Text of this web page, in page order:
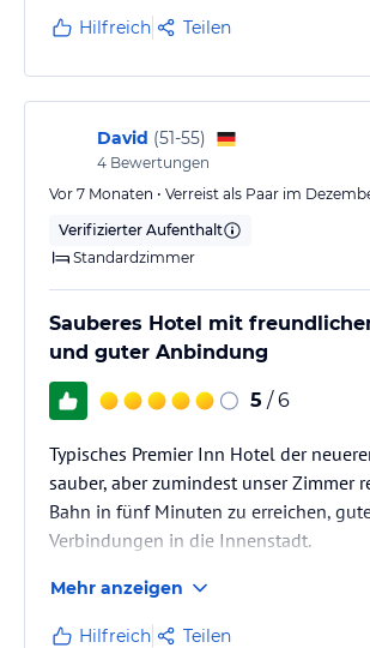
bezahlt.Hilfreich Teilen
David (51-55)
4 Bewertungen
Vor 7 Monaten • Verreist als Paar im
Verifizierter Aufenthalt
Standardzimmer
Sauberes Hotel mit
und guter Anbindung
5 / 6
Typisches Premier Inn Hotel der
sauber, aber zumindest unser Zimmer
Bahn in fünf Minuten zu erreichen,
Verbindungen in die Innenstadt.
Freundliches zuvorkommendes
Mehr anzeigen
Hilfreich Teilen